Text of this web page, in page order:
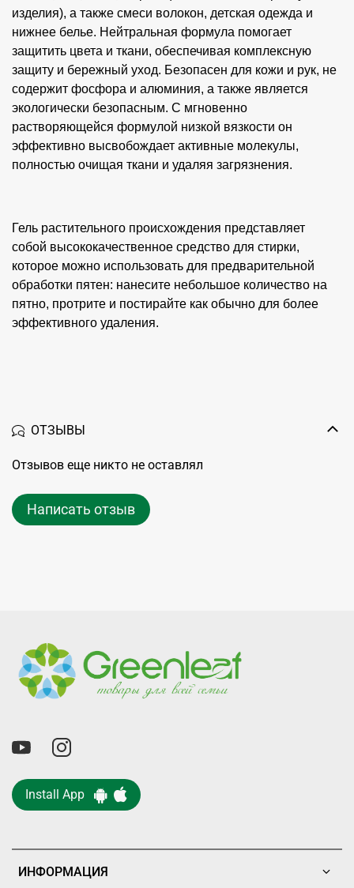
изделия), а также смеси волокон, детская одежда и
нижнее белье. Нейтральная формула помогает
защитить цвета и ткани, обеспечивая комплексную
защиту и бережный уход. Безопасен для кожи и рук, не
содержит фосфора и алюминия, а также является
экологически безопасным. С мгновенно
растворяющейся формулой низкой вязкости он
эффективно высвобождает активные молекулы,
полностью очищая ткани и удаляя загрязнения.
Гель растительного происхождения представляет
собой высококачественное средство для стирки,
которое можно использовать для предварительной
обработки пятен: нанесите небольшое количество на
пятно, протрите и постирайте как обычно для более
эффективного удаления.
ОТЗЫВЫ
Отзывов еще никто не оставлял
Написать отзыв
ИНФОРМАЦИЯ
Install App